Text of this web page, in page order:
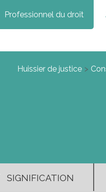
Professionnel du droit
Huissier de justice
SIGNIFICATION